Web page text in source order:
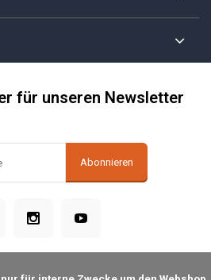
für unseren Newsletter
Abonnieren